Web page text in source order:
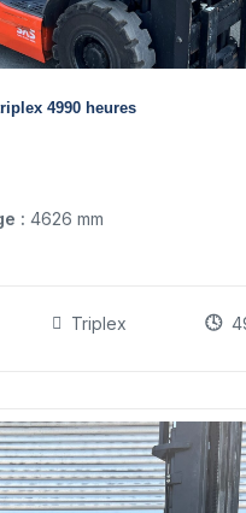
4990 heures
: 4626 mm
Triplex